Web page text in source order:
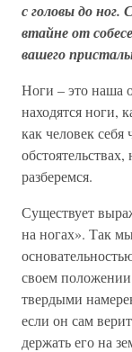
с головы до
втайне от
вашего
Ноги – это наша
находятся ноги,
как человек
разберемся.
Существует
на ногах». Так
своем
твердыми
если он сам
держать его на